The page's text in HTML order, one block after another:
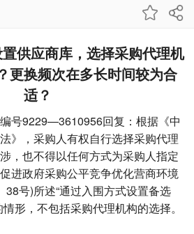
供应商库，选择采购代理机
更换频次在多长时间较为合
适？
号9229—3610956回复：根据《中
》，采购人有权自行选择采购代理
，也不得以任何方式为采购人指定
进政府采购公平竞争优化营商环境
38号)所述“通过入围方式设置备选
形，不包括采购代理机构的选择。